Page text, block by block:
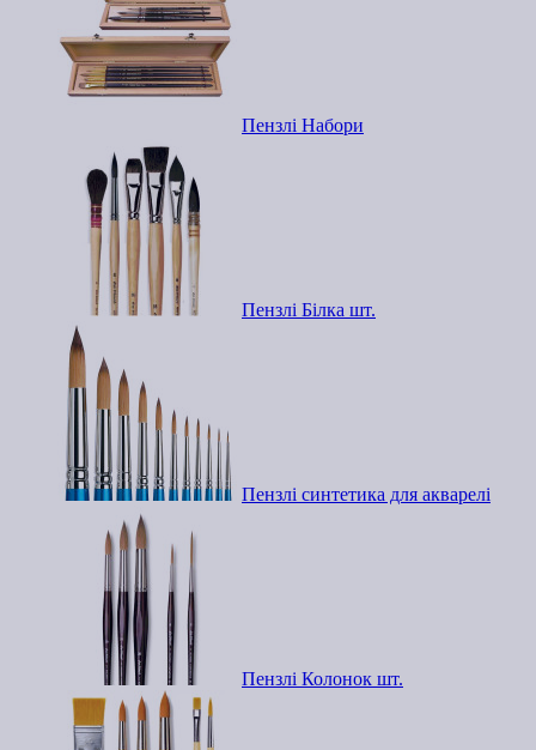
Пензлі Набори
Пензлі Білка шт.
Пензлі синтетика для акварелі
Пензлі Колонок шт.